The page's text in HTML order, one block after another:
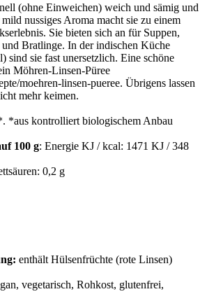
(ohne Einweichen) weich und sämig und
nussiges Aroma macht sie zu einem
Sie bieten sich an für Suppen,
und Bratlinge. In der indischen Küche
sind sie fast unersetzlich. Eine schöne
Möhren-Linsen-Püree
moehren-linsen-pueree. Übrigens lassen
mehr keimen.
*aus kontrolliert biologischem Anbau
100 g: Energie KJ / kcal: 1471 KJ / 348
0,2 g
enthält Hülsenfrüchte (rote Linsen)
vegetarisch, Rohkost, glutenfrei,